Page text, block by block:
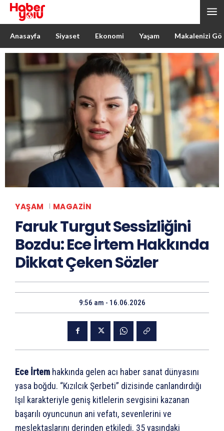
Anasayfa Siyaset Ekonomi Yaşam Makalenizi
YAŞAM MAGAZIN
Faruk Turgut Sessizliğini
Bozdu: Ece İrtem Hakkında
Dikkat Çeken Sözler
9:56 am - 16.06.2026
Ece İrtem hakkında gelen acı haber sanat dünyasını
yasa boğdu. “Kızılcık Şerbeti” dizisinde canlandırdığı
Işıl karakteriyle geniş kitlelerin sevgisini kazanan
başarılı oyuncunun ani vefatı, sevenlerini ve
meslektaşlarını derinden etkiledi. 35 yaşındaki